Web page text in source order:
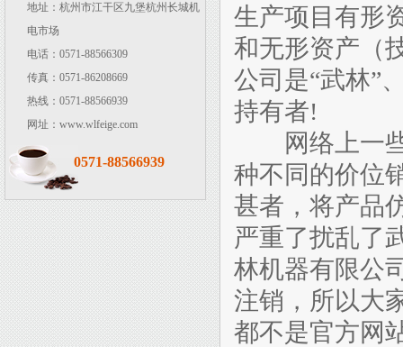
地址：杭州市江干区九堡杭州长城机
电市场
电话：0571-88566309
传真：0571-86208669
热线：0571-88566939
网址：www.wlfeige.com
0571-88566939
生产项目有形
和无形资产（
公司是“武林”
持有者!
网络上一些
种不同的价位
甚者，将产品
严重了扰乱了
林机器有限公
注销，所以大
都不是官方网